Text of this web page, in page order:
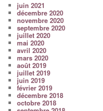
juin 2021
décembre 2020
novembre 2020
septembre 2020
juillet 2020
mai 2020
avril 2020
mars 2020
août 2019
juillet 2019
juin 2019
février 2019
décembre 2018
octobre 2018